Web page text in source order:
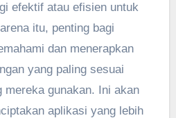
efektif atau efisien untuk
itu, penting bagi
dan menerapkan
yang paling sesuai
mereka gunakan. Ini akan
aplikasi yang lebih